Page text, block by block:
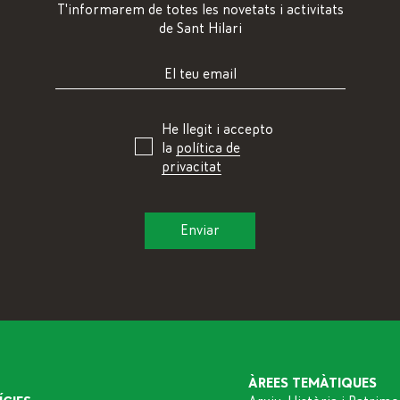
T'informarem de totes les novetats i activitats
de Sant Hilari
He llegit i accepto
la política de
privacitat
ÀREES TEMÀTIQUES